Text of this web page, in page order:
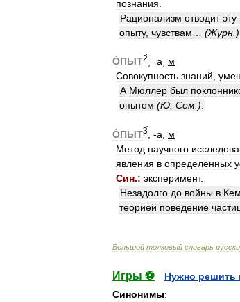
познания
Рационализм отводит эту
опыту, чувствам (Журн .)
О́ПЫТ2́ , -а м
Совокупность знаний,
А Мюллер был
опытом (Ю. Сем.).
О́ПЫТ3́ , -а
м
Метод научного
явления в определенных
Син.: эксперимент.
Незадолго до войны в
теорией поведение
Большой толковый словарь
Игры ⚽
Нужно решить
Синонимы: